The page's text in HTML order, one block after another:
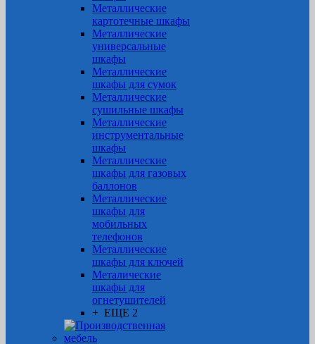
Металлические
картотечные шкафы
Металлические
универсальные
шкафы
Металлические
шкафы для сумок
Металлические
сушильные шкафы
Металлические
инструментальные
шкафы
Металлические
шкафы для газовых
баллонов
Металлические
шкафы для
мобильных
телефонов
Металлические
шкафы для ключей
Металические
шкафы для
огнетушителей
+ ЕЩЕ 2